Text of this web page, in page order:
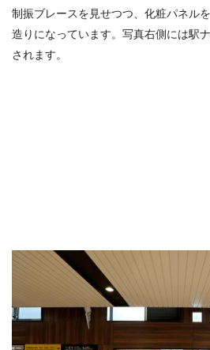
制振ブレースを見せつつ、化粧パネル
造りになっています。写真右側には駅
されます。